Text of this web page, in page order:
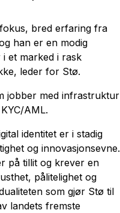
bred erfaring fra
han er en modig
et marked i rask
leder for Stø.
jobber med infrastruktur
AML.
identitet er i stadig
og innovasjonsevne.
på tillit og krever en
pålitelighet og
som gjør Stø til
landets fremste